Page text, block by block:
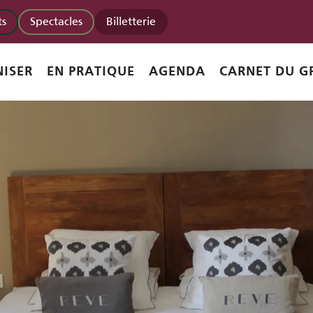
Spectacles Billetterie
EN PRATIQUE AGENDA CARNET DU